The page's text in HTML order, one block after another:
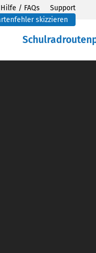
Hilfe / FAQs
Support
skizzieren